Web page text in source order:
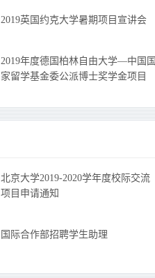
2019英国约克大学暑期项目宣讲会
2019年度德国柏林自由大学—中国国
家留学基金委公派博士奖学金项目
北京大学2019-2020学年度校际交流
项目申请通知
国际合作部招聘学生助理